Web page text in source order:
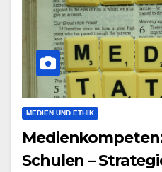
MEDIEN UND ETHIK
Schulen –